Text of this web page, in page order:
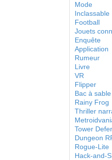
Mode
Inclassable
Football
Jouets
Enquête
Application
Rumeur
Livre
VR
Flipper
Bac à sable
Rainy Frog
Thriller
Tower
Dungeon
Rogue-Lite
Hack-and-